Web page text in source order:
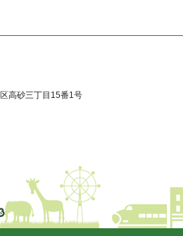
高砂三丁目15番1号